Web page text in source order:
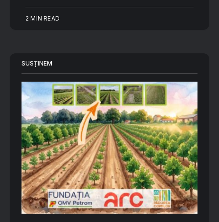
2 MIN READ
SUSȚINEM